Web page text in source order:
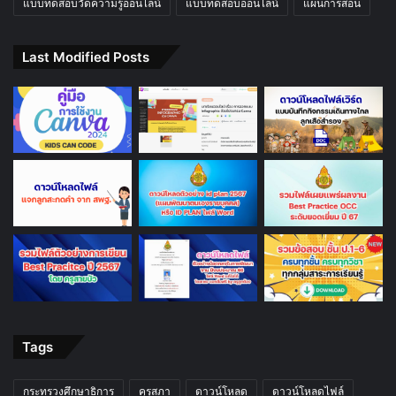
แบบทดสอบวัดความรู้ออนไลน์ แบบทดสอบออนไลน์ แผนการสอน
Last Modified Posts
Tags
กระทรวงศึกษาธิการ คุรุสภา ดาวน์โหลด ดาวน์โหลดไฟล์